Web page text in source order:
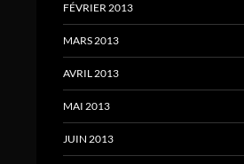
FÉVRIER 2013
MARS 2013
AVRIL 2013
MAI 2013
JUIN 2013